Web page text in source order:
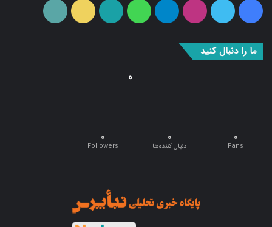
فیس
بوک
توییتراینستاگرام
تلگرامواتس
آپارات ایتا
ما را دنبال کنید
Fans دنبال کننده‌ها Followers